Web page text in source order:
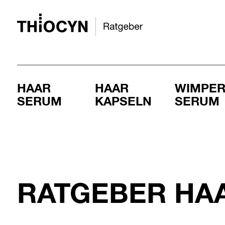
HAAR
SERUM
HAAR
KAPSELN
SERUM
RATGEBER